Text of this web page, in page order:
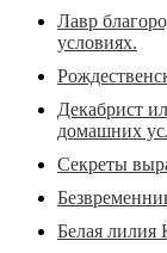
Лавр
условиях.
Декабрист
домашних
Секреты
Белая